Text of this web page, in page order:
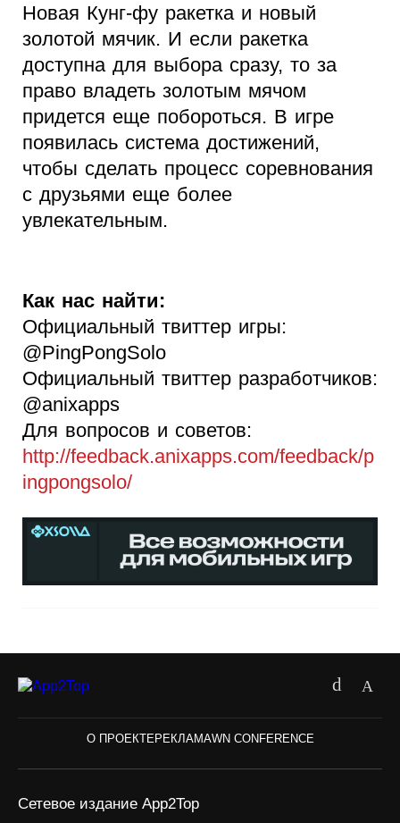
Новая Кунг-фу ракетка и новый
золотой мячик. И если ракетка
доступна для выбора сразу, то за
право владеть золотым мячом
придется еще побороться. В игре
появилась система достижений,
чтобы сделать процесс соревнования
с друзьями еще более
увлекательным.
Как нас найти:
Официальный твиттер игры:
@PingPongSolo
Официальный твиттер разработчиков:
@anixapps
Для вопросов и советов:
http://feedback.anixapps.com/feedback/p
ingpongsolo/
О ПРОЕКТЕ РЕКЛАМАWN CONFERENCE
Сетевое издание App2Top